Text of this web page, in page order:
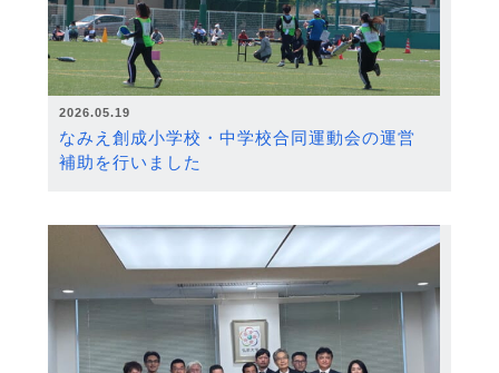
2026.05.19
なみえ創成小学校・中学校合同運動会の運営
補助を行いました